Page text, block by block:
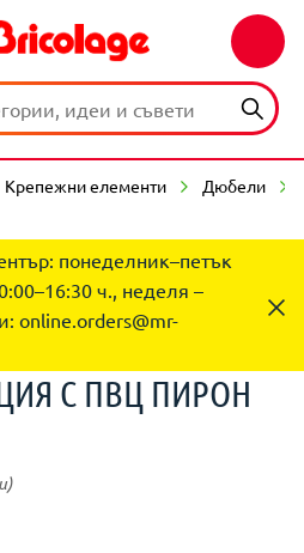
Крепежни елементи Дюбели
понеделник–петък
ч., неделя –
online.orders@mr-
С ПВЦ ПИРОН